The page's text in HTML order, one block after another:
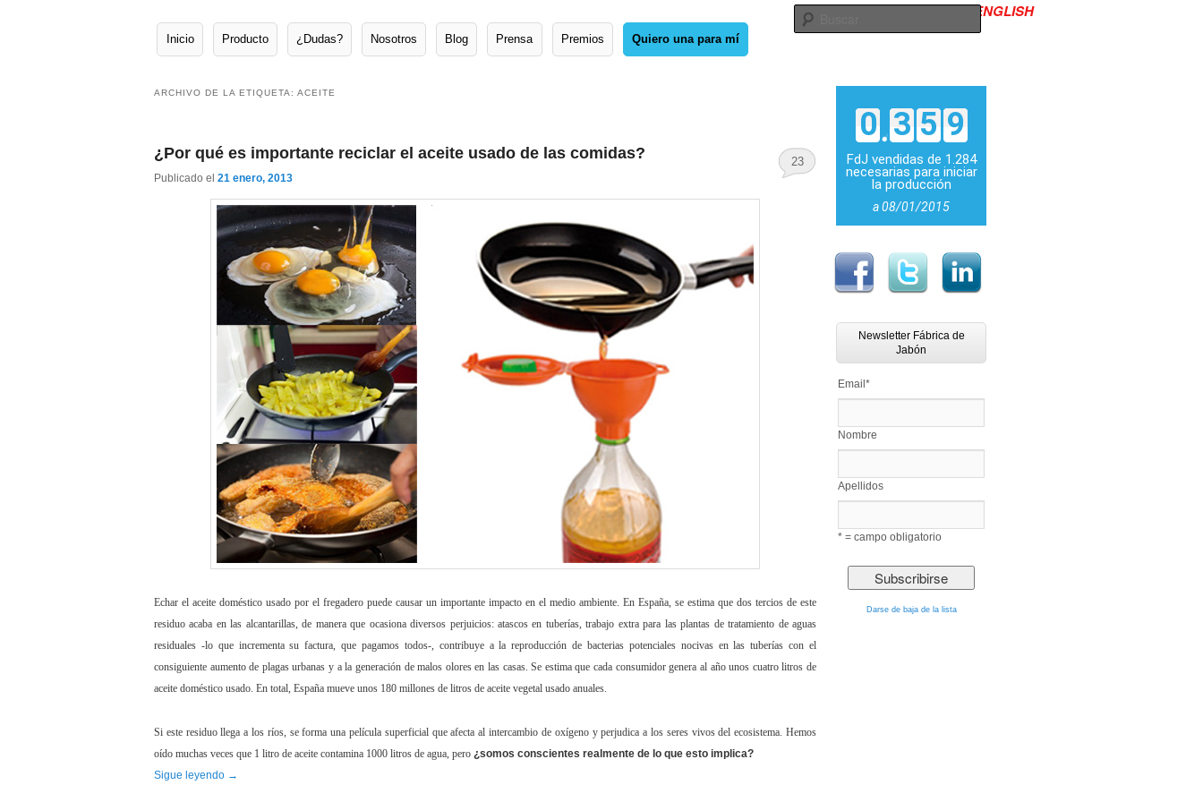
645 986 619 Contacto ENGLISH
Buscar
Menú principal
Ir al contenido principal
Ir al contenido secundario
Inicio Producto ¿Dudas? Nosotros Blog Prensa Premios Quiero una para mí
ARCHIVO DE LA ETIQUETA: ACEITE
¿Por qué es importante reciclar el aceite usado de las comidas?
Publicado el 21 enero, 2013
23
Echar el aceite doméstico usado por el fregadero puede causar un importante impacto en el medio ambiente. En España, se estima que dos tercios de este
residuo acaba en las alcantarillas, de manera que ocasiona diversos perjuicios: atascos en tuberías, trabajo extra para las plantas de tratamiento de aguas
residuales -lo que incrementa su factura, que pagamos todos-, contribuye a la reproducción de bacterias potenciales nocivas en las tuberías con el
consiguiente aumento de plagas urbanas y a la generación de malos olores en las casas. Se estima que cada consumidor genera al año unos cuatro litros de
aceite doméstico usado. En total, España mueve unos 180 millones de litros de aceite vegetal usado anuales.
Si este residuo llega a los ríos, se forma una película superficial que afecta al intercambio de oxígeno y perjudica a los seres vivos del ecosistema. Hemos
oído muchas veces que 1 litro de aceite contamina 1000 litros de agua, pero ¿somos conscientes realmente de lo que esto implica?
Sigue leyendo →
0 3 5 9
FdJ vendidas de 1.284
necesarias para iniciar
la producción
a 08/01/2015
Newsletter Fábrica de
Jabón
Email*
Nombre
Apellidos
* = campo obligatorio
Darse de baja de la lista